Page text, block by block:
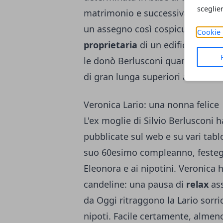
Cookie
matrimonio e successivamente
un assegno così cospicuo in
proprietaria di un edificio a
le donò Berlusconi quando
di gran lunga superiori alla loro
Veronica Lario: una nonna felice
L'ex moglie di Silvio Berlusconi
pubblicate sul web e su vari
suo 60esimo compleanno,
Eleonora e ai nipotini. Veronica
candeline: una pausa di relax
da Oggi ritraggono la Lario
nipoti. Facile certamente,